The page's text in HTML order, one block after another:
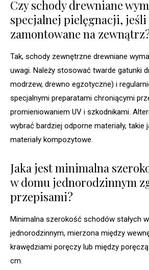
Czy schody drewniane
specjalnej pielęgnacji, jeśli
zamontowane na
Tak, schody zewnętrzne drewniane
uwagi. Należy stosować twarde gatunki
modrzew, drewno egzotyczne) i
specjalnymi preparatami chroniącymi
promieniowaniem UV i szkodnikami.
wybrać bardziej odporne materiały, takie
materiały kompozytowe.
Jaka jest minimalna
w domu jednorodzinnym
przepisami?
Minimalna szerokość schodów stałych
jednorodzinnym, mierzona między
krawędziami poręczy lub między
cm.